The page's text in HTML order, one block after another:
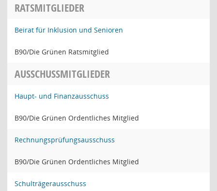
RATSMITGLIEDER
Beirat für Inklusion und Senioren
B90/Die Grünen Ratsmitglied
AUSSCHUSSMITGLIEDER
Haupt- und Finanzausschuss
B90/Die Grünen Ordentliches Mitglied
Rechnungsprüfungsausschuss
B90/Die Grünen Ordentliches Mitglied
Schulträgerausschuss